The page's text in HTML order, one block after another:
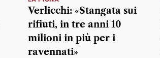
Verlicchi: «Stangata sui
rifiuti, in tre anni 10
milioni in più per i
ravennati»